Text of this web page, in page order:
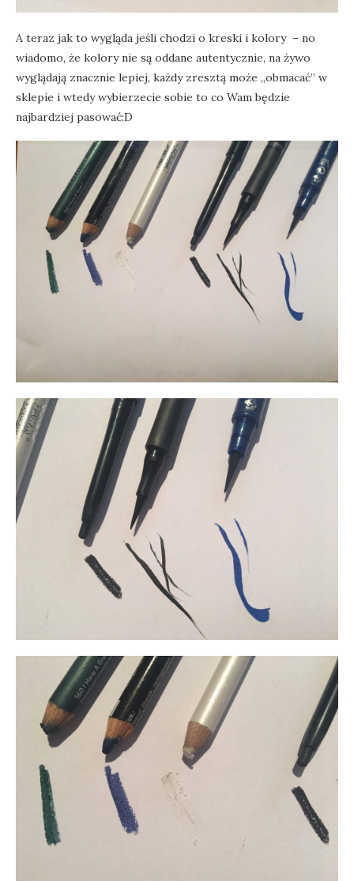
A teraz jak to wygląda jeśli chodzi o kreski i kolory – no
wiadomo, że kolory nie są oddane autentycznie, na żywo
wyglądają znacznie lepiej, każdy zresztą może „obmacać” w
sklepie i wtedy wybierzecie sobie to co Wam będzie
najbardziej pasować:D